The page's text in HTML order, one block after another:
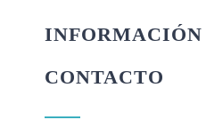
INFORMACIÓN
CONTACTO